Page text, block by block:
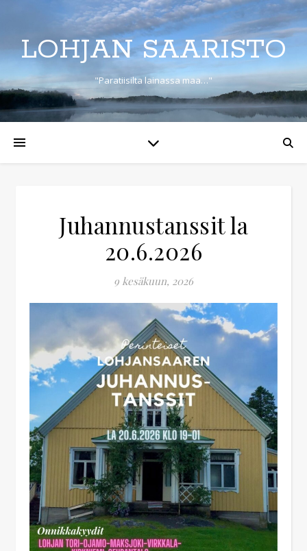
LOHJAN SAARISTO
"Paratiisilta lainassa maa…"
Juhannustanssit la
20.6.2026
9 kesäkuun, 2026